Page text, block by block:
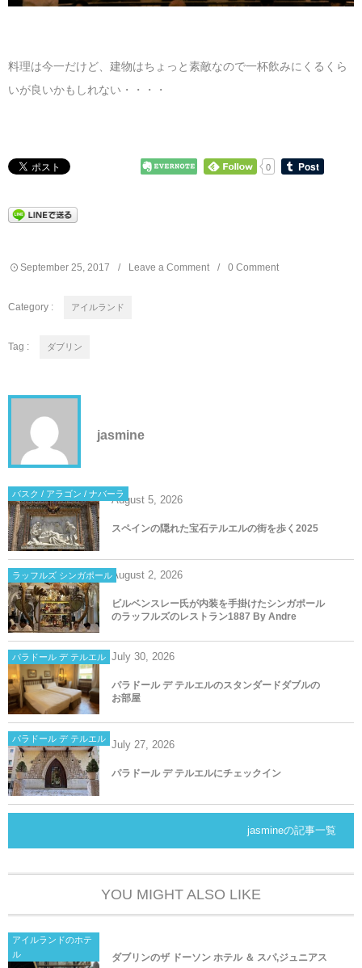
料理は今一だけど、建物はちょっと素敵なので一杯飲みにくるくら
いが良いかもしれない・・・・
0
September 25 2017 Leave a Comment 0 Comment
Category : アイルランド
Tag : ダブリン
jasmine
バスク / アラゴン / ナバーラAugust 5, 2026
スペインの隠れた宝石テルエルの街を歩く2025
ラッフルズ シンガポールAugust 2, 2026
ビルベンスレー氏が内装を手掛けたシンガポール
のラッフルズのレストラン1887 By Andre
パラドール デ テルエル July 30, 2026
パラドール デ テルエルのスタンダードダブルの
お部屋
パラドール デ テルエル July 27, 2026
パラドール デ テルエルにチェックイン
jasmineの記事一覧
YOU MIGHT ALSO LIKE
アイルランドのホテ
ル
ダブリンのザ ドーソン ホテル ＆ スパ,ジュニアス